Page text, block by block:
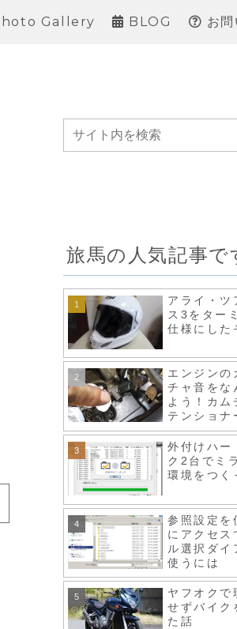
Gallery BLOG お
旅馬の人気記事で
アライ・ツ
ス3をター
仕様にした
エンジンの
チャ音をな
よう！カム
テンショナ
スロットル
掃など
外付けハー
ク2台でミ
環境をつく
参照設定を
にアクセス
ル選択ダイ
使うには
ヤフオクで
せずバイク
た話